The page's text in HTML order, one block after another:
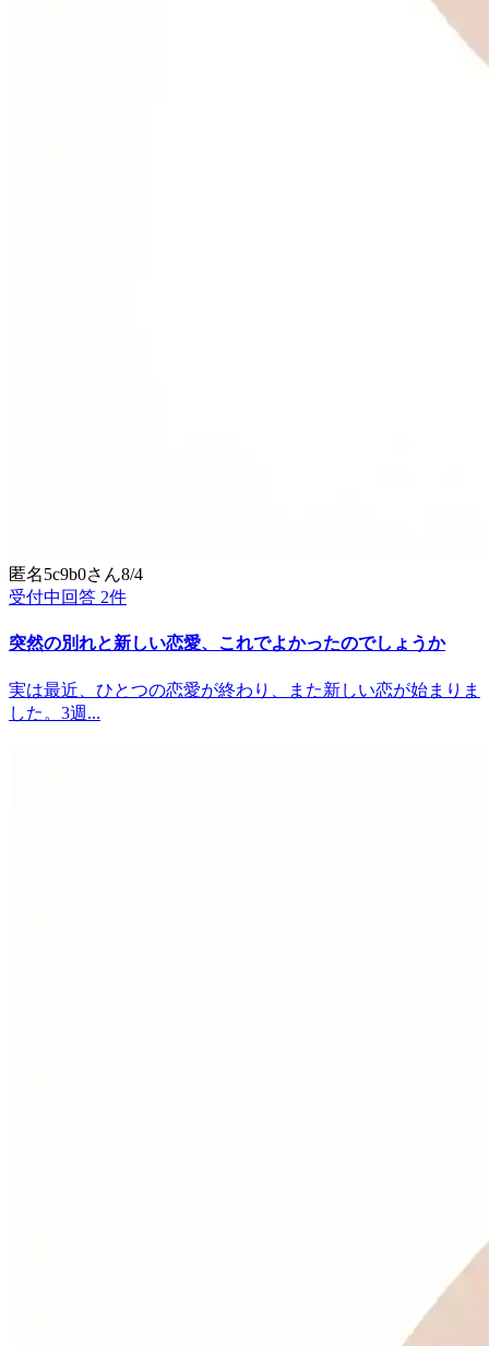
匿名5c9b0さん8/4
受付中 回答 2件
突然の別れと新しい恋愛、これでよかったのでしょうか
実は最近、ひとつの恋愛が終わり、また新しい恋が始まりま
した。3週...